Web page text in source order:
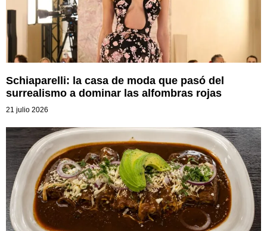
Schiaparelli: la casa de moda que pasó del
surrealismo a dominar las alfombras rojas
21 julio 2026